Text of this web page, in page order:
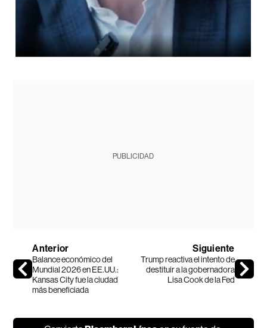
PUBLICIDAD
Anterior
Balance económico del
Mundial 2026 en EE.UU.:
Kansas City fue la ciudad
más beneficiada
Siguiente
Trump reactiva el intento de
destituir a la gobernadora
Lisa Cook de la Fed